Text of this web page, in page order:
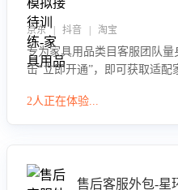
京东 | 抖音 | 淘宝
专为家具用品类目客服团队
击“立即开通”，即可获取适
尺寸参数咨询等高频场景下的
2人正在体验...
售后客服外包-星